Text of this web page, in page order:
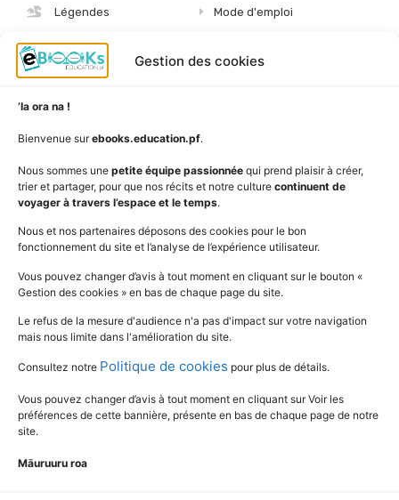
Gestion des cookies
’Ia ora na !
Bienvenue surebooks.education.pf.
Nous sommes une petite équipe passionnée qui prend plaisir à créer,
trier et partager, pour que nos récits et notre culture continuent de
voyager à travers l’espace et le temps.
Nous et nos partenaires déposons des cookies pour le bon
fonctionnement du site et l’analyse de l’expérience utilisateur.
Vous pouvez changer d’avis à tout moment en cliquant sur le bouton «
Gestion des cookies » en bas de chaque page du site.
Le refus de la mesure d'audience n'a pas d'impact sur votre navigation
mais nous limite dans l'amélioration du site.
Consultez notre Politique de cookies pour plus de détails.
Vous pouvez changer d’avis à tout moment en cliquant sur Voir les
préférences de cette bannière, présente en bas de chaque page de notre
site.
Māuruuru roa
Légendes
Albums
Langues
Niveaux
AudioBooks
Outils
Vidéos
Mode d'emploi
Mentions légales
www.education.pf
SUIVEZ L'ACTUALITÉ DE L'ÉDUCATION